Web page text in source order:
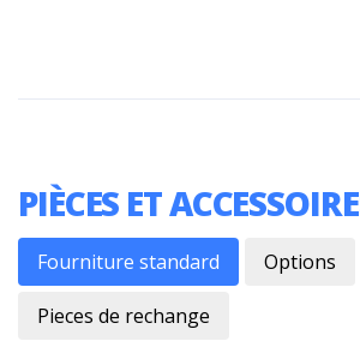
PIÈCES ET
Fourniture standard Options
Pieces de rechange